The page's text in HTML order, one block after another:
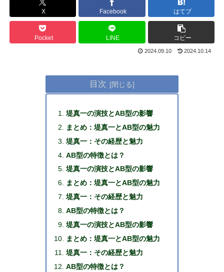
X Facebook はてブ
Pocket LINE コピー
2024.09.10 2024.10.14
目次
堤真一の演技とAB型の影響
まとめ：堤真一とAB型の魅力
堤真一：その経歴と魅力
AB型の特徴とは？
堤真一の演技とAB型の影響
まとめ：堤真一とAB型の魅力
堤真一：その経歴と魅力
AB型の特徴とは？
堤真一の演技とAB型の影響
まとめ：堤真一とAB型の魅力
堤真一：その経歴と魅力
AB型の特徴とは？